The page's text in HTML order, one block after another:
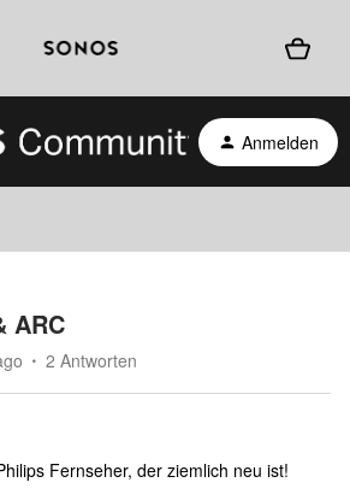
Anmelden
ARC
2 Antworten
Fernseher, der ziemlich neu ist!